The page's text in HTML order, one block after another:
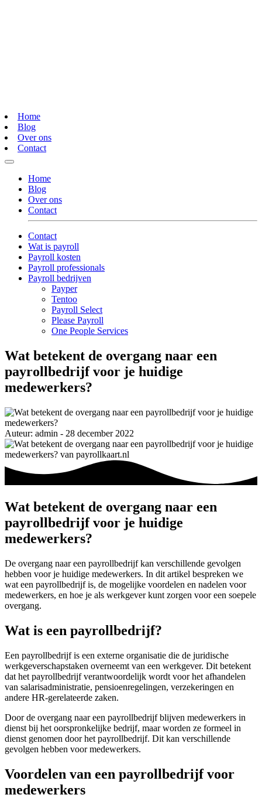
Home
Blog
Over ons
Contact
Home
Blog
Over ons
Contact
Contact
Wat is payroll
Payroll kosten
Payroll professionals
Payroll bedrijven
Payper
Tentoo
Payroll Select
Please Payroll
One People Services
Wat betekent de overgang naar een
payrollbedrijf voor je huidige
medewerkers?
Auteur: admin - 28 december 2022
Wat betekent de overgang naar een
payrollbedrijf voor je huidige
medewerkers?
De overgang naar een payrollbedrijf kan verschillende gevolgen
hebben voor je huidige medewerkers. In dit artikel bespreken we
wat een payrollbedrijf is, de mogelijke voordelen en nadelen voor
medewerkers, en hoe je als werkgever kunt zorgen voor een soepele
overgang.
Wat is een payrollbedrijf?
Een payrollbedrijf is een externe organisatie die de juridische
werkgeverschapstaken overneemt van een werkgever. Dit betekent
dat het payrollbedrijf verantwoordelijk wordt voor het afhandelen
van salarisadministratie, pensioenregelingen, verzekeringen en
andere HR-gerelateerde zaken.
Door de overgang naar een payrollbedrijf blijven medewerkers in
dienst bij het oorspronkelijke bedrijf, maar worden ze formeel in
dienst genomen door het payrollbedrijf. Dit kan verschillende
gevolgen hebben voor medewerkers.
Voordelen van een payrollbedrijf voor
medewerkers